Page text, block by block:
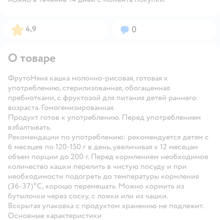
Рейтинг:
4,9 Вопросов:
0
О товаре
ФрутоНяня кашка молочно-рисовая, готовая к
употреблению, стерилизованная, обогащенная
пребиотками, с фруктозой для питания детей раннего
возраста. Гомогенизированная.
Продукт готов к употреблению. Перед употреблением
взбалтывать.
Рекомендации по употреблению: рекомендуется детям с
6 месяцев по 120-150 г в день, увеличивая к 12 месяцам
объем порции до 200 г. Перед кормлением необходимое
количество кашки перелить в чистую посуду и при
необходимости подогреть до температуры кормления
(36-37)°С, хорошо перемешать. Можно кормить из
бутылочки через соску, с ложки или из чашки.
Вскрытая упаковка с продуктом хранению не подлежит.
Основные характеристики